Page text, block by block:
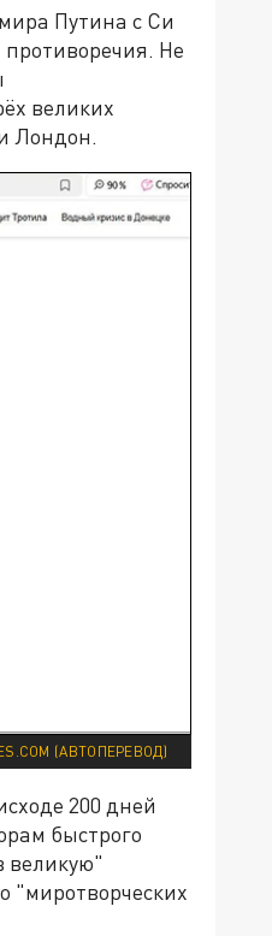
Путина с Си
Не
великих
Лондон.
(АВТОПЕРЕВОД)
200 дней
быстрого
великую"
"миротворческих